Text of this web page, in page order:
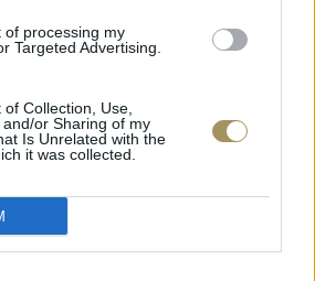
of processing my
Targeted Advertising.
Collection, Use,
or Sharing of my
Is Unrelated with the
it was collected.
ΜΕ